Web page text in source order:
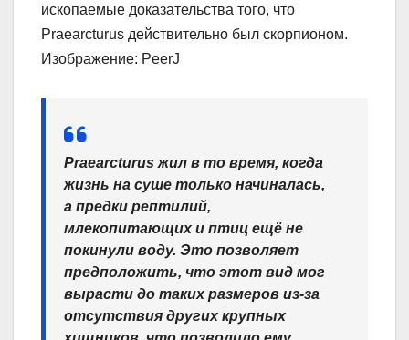
ископаемые доказательства того, что
Praearcturus действительно был скорпионом.
Изображение: PeerJ
Praearcturus жил в то время, когда
жизнь на суше только начиналась,
а предки рептилий,
млекопитающих и птиц ещё не
покинули воду. Это позволяет
предположить, что этот вид мог
вырасти до таких размеров из-за
отсутствия других крупных